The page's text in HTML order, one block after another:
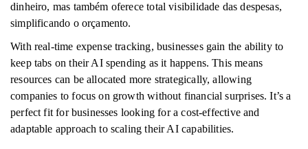
dinheiro, mas também oferece total visibilidade das despesas,
simplificando o orçamento.
With real-time expense tracking, businesses gain the ability to
keep tabs on their AI spending as it happens. This means
resources can be allocated more strategically, allowing
companies to focus on growth without financial surprises. It’s a
perfect fit for businesses looking for a cost-effective and
adaptable approach to scaling their AI capabilities.